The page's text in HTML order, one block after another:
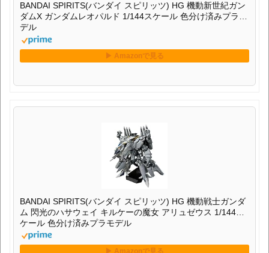
BANDAI SPIRITS(バンダイ スピリッツ) HG 機動新世紀ガン
ダムX ガンダムレオパルド 1/144スケール 色分け済みプラモ
デル
BANDAI SPIRITS(バンダイ スピリッツ) HG 機動戦士ガンダ
ム 閃光のハサウェイ キルケーの魔女 アリュゼウス 1/144ス
ケール 色分け済みプラモデル